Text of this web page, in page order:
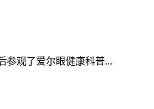
参观了爱尔眼健康科普...